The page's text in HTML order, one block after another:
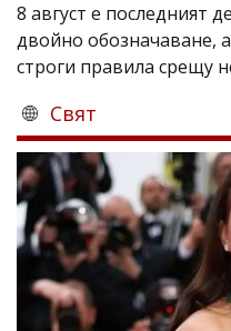
8 август е последният
двойно обозначаване,
строги правила срещу
Свят